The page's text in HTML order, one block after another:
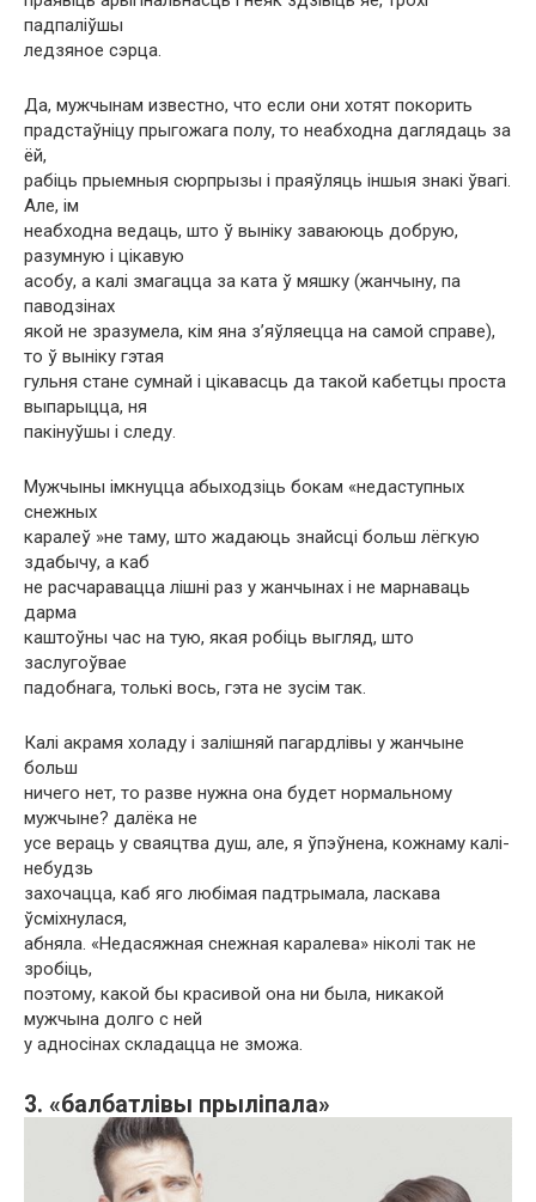
падпаліўшы
ледзяное сэрца.
Да, мужчынам известно, что если они хотят покорить
прадстаўніцу прыгожага полу, то неабходна даглядаць за
ёй,
рабіць прыемныя сюрпрызы і праяўляць іншыя знакі ўвагі.
Але, ім
неабходна ведаць, што ў выніку заваююць добрую,
разумную і цікавую
асобу, а калі змагацца за ката ў мяшку (жанчыну, па
паводзінах
якой не зразумела, кім яна з’яўляецца на самой справе),
то ў выніку гэтая
гульня стане сумнай і цікавасць да такой кабетцы проста
выпарыцца, ня
пакінуўшы і следу.
Мужчыны імкнуцца абыходзіць бокам «недаступных
снежных
каралеў »не таму, што жадаюць знайсці больш лёгкую
здабычу, а каб
не расчаравацца лішні раз у жанчынах і не марнаваць
дарма
каштоўны час на тую, якая робіць выгляд, што
заслугоўвае
падобнага, толькі вось, гэта не зусім так.
Калі акрамя холаду і залішняй пагардлівы у жанчыне
больш
ничего нет, то разве нужна она будет нормальному
мужчыне? далёка не
усе вераць у сваяцтва душ, але, я ўпэўнена, кожнаму калі-
небудзь
захочацца, каб яго любімая падтрымала, ласкава
ўсміхнулася,
абняла. «Недасяжная снежная каралева» ніколі так не
зробіць,
поэтому, какой бы красивой она ни была, никакой
мужчына долго с ней
у адносінах складацца не зможа.
3. «балбатлівы прыліпала»